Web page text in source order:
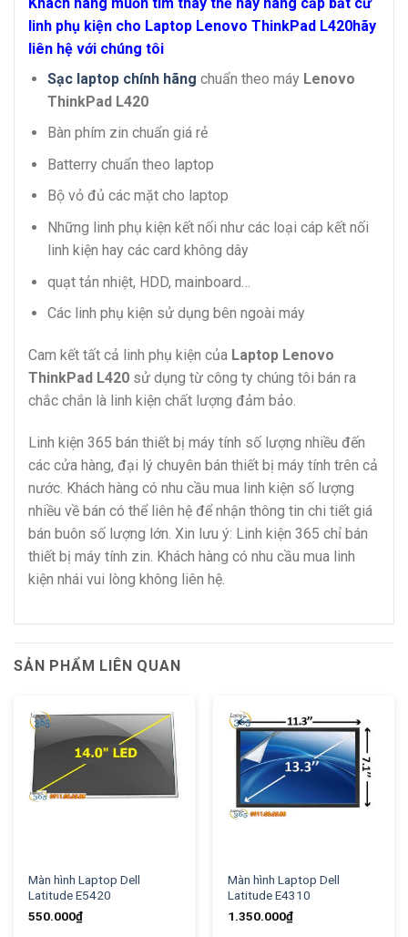
linh phụ kiện cho Laptop Lenovo ThinkPad L420hãy
liên hệ với chúng tôi
Sạc laptop chính hãng chuẩn theo máy Lenovo
ThinkPad L420
Bàn phím zin chuẩn giá rẻ
Batterry chuẩn theo laptop
Bộ vỏ đủ các mặt cho laptop
Những linh phụ kiện kết nối như các loại cáp kết nối
linh kiện hay các card không dây
quạt tản nhiệt, HDD, mainboard…
Các linh phụ kiện sử dụng bên ngoài máy
Cam kết tất cả linh phụ kiện của Laptop Lenovo
ThinkPad L420 sử dụng từ công ty chúng tôi bán ra
chắc chắn là linh kiện chất lượng đảm bảo.
Linh kiện 365 bán thiết bị máy tính số lượng nhiều đến
các cửa hàng, đại lý chuyên bán thiết bị máy tính trên cả
nước. Khách hàng có nhu cầu mua linh kiện số lượng
nhiều về bán có thể liên hệ để nhận thông tin chi tiết giá
bán buôn số lượng lớn. Xin lưu ý: Linh kiện 365 chỉ bán
thiết bị máy tính zin. Khách hàng có nhu cầu mua linh
kiện nhái vui lòng không liên hệ.
SẢN PHẨM LIÊN QUAN
Màn hình Laptop Dell
Latitude E5420
550.000₫
Màn hình Laptop Dell
Latitude E4310
1.350.000₫